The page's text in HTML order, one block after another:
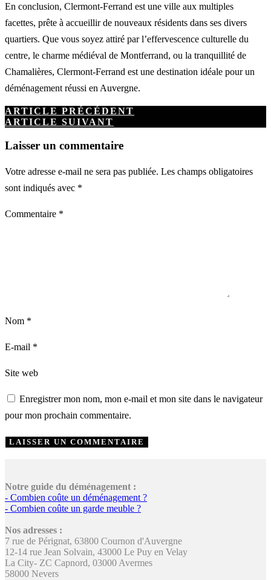
En conclusion, Clermont-Ferrand est une ville aux multiples
facettes, prête à accueillir de nouveaux résidents dans ses divers
quartiers. Que vous soyez attiré par l’effervescence culturelle du
centre, le charme médiéval de Montferrand, ou la tranquillité de
Chamalières, Clermont-Ferrand est une destination idéale pour un
déménagement réussi en Auvergne.
ARTICLE PRÉCÉDENT
ARTICLE SUIVANT
Laisser un commentaire
Votre adresse e-mail ne sera pas publiée. Les champs obligatoires
sont indiqués avec *
Commentaire *
Nom *
E-mail *
Site web
Enregistrer mon nom, mon e-mail et mon site dans le navigateur
pour mon prochain commentaire.
Notre guide du déménagement :
- Combien coûte un déménagement ?
- Combien coûte un garde meuble ?
Nos adresses :
7 rue de Pérignat, 63800 Cournon d'Auvergne
12-14 rue Jean Solvain, 43000 Le Puy en Velay
La City- ZC Capnord, 03000 Avermes
58000 Nevers